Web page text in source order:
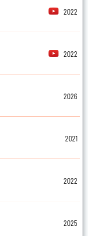
2022
2022
2026
2021
2022
2025